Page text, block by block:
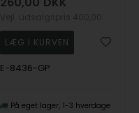
E-8436-GP
På eget lager 1-3 hverdage